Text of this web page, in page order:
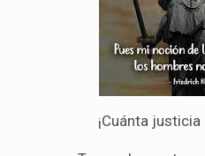
¡Cuánta